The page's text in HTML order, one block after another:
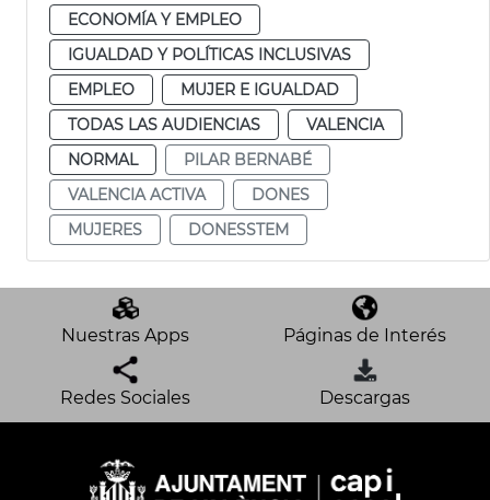
ECONOMÍA Y EMPLEO
IGUALDAD Y POLÍTICAS INCLUSIVAS
EMPLEO
MUJER E IGUALDAD
TODAS LAS AUDIENCIAS
VALENCIA
NORMAL
PILAR BERNABÉ
VALENCIA ACTIVA
DONES
MUJERES
DONESSTEM
Nuestras Apps Páginas de Interés
Redes Sociales Descargas